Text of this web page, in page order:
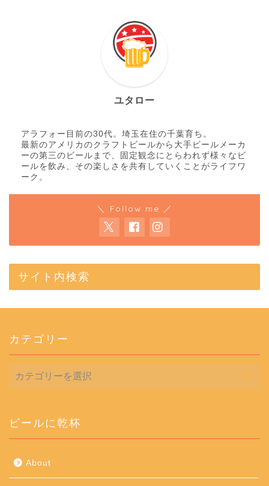
ユタロー
アラフォー目前の30代。埼玉在住の千葉育ち。
最新のアメリカのクラフトビールから大手ビールメーカ
ーの第三のビールまで、固定観念にとらわれず様々なビ
ールを飲み、その楽しさを共有していくことがライフワ
ーク。
＼ Follow me ／
サイト内検索
カテゴリー
テ
ー
ビールに乾杯
About